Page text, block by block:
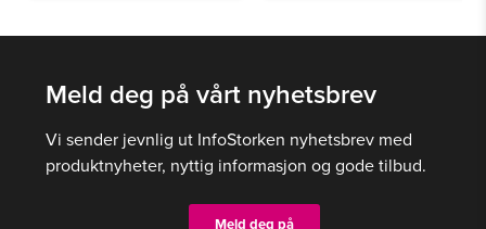
flere
Alternativene
velges
på
flere
Alternativene
velges
på
produktsiden
Meld deg på vårt nyhetsbrev
Vi sender jevnlig ut InfoStorken nyhetsbrev med
produktnyheter, nyttig informasjon og gode tilbud.
Meld deg på